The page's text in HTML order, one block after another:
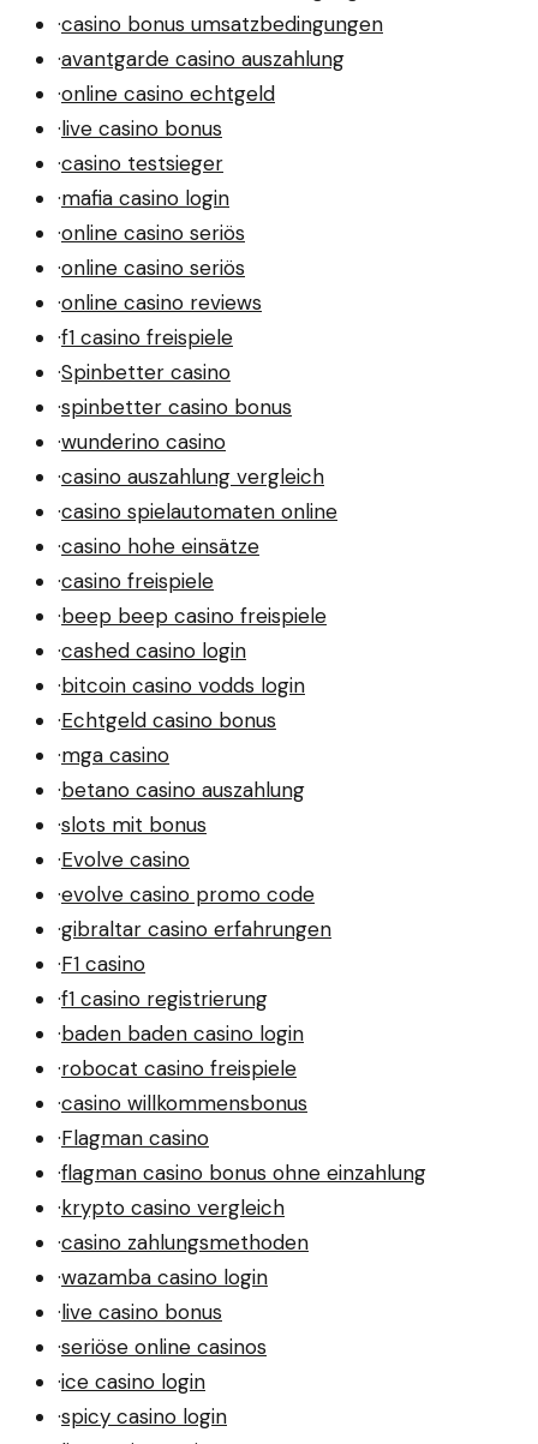
·casino bonus umsatzbedingungen
·avantgarde casino auszahlung
·online casino echtgeld
·live casino bonus
·casino testsieger
·mafia casino login
·online casino seriös
·online casino seriös
·online casino reviews
·f1 casino freispiele
·Spinbetter casino
·spinbetter casino bonus
·wunderino casino
·casino auszahlung vergleich
·casino spielautomaten online
·casino hohe einsätze
·casino freispiele
·beep beep casino freispiele
·cashed casino login
·bitcoin casino vodds login
·Echtgeld casino bonus
·mga casino
·betano casino auszahlung
·slots mit bonus
·Evolve casino
·evolve casino promo code
·gibraltar casino erfahrungen
·F1 casino
·f1 casino registrierung
·baden baden casino login
·robocat casino freispiele
·casino willkommensbonus
·Flagman casino
·flagman casino bonus ohne einzahlung
·krypto casino vergleich
·casino zahlungsmethoden
·wazamba casino login
·live casino bonus
·seriöse online casinos
·ice casino login
·spicy casino login